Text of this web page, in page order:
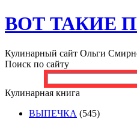
ВОТ ТАКИЕ
Кулинарный сайт Ольги
Поиск по сайту
Кулинарная книга
ВЫПЕЧКА (545)